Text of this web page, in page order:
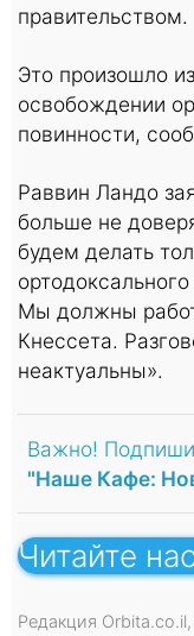
правительством.
Это произошло
освобождении
повинности,
Раввин Ландо
больше не
будем делать
Мы должны
Кнессета.
неактуальны».
Важно!
"Наше Кафе:
Читайте
Редакция